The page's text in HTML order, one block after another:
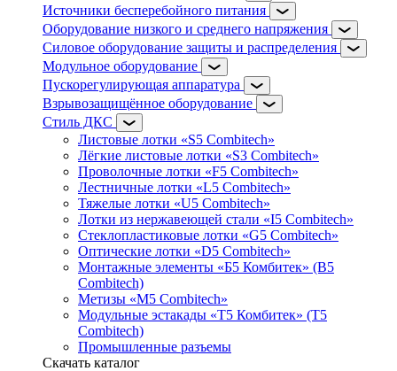
Источники бесперебойного питания
Оборудование низкого и среднего напряжения
Силовое оборудование защиты и распределения
Модульное оборудование
Пускорегулирующая аппаратура
Взрывозащищённое оборудование
Стиль ДКС
Листовые лотки «S5 Combitech»
Лёгкие листовые лотки «S3 Combitech»
Проволочные лотки «F5 Combitech»
Лестничные лотки «L5 Combitech»
Тяжелые лотки «U5 Combitech»
Лотки из нержавеющей стали «I5 Combitech»
Стеклопластиковые лотки «G5 Combitech»
Оптические лотки «D5 Combitech»
Монтажные элементы «Б5 Комбитек» (B5
Combitech)
Метизы «M5 Combitech»
Модульные эстакады «Т5 Комбитек» (T5
Combitech)
Промышленные разъемы
Скачать каталог